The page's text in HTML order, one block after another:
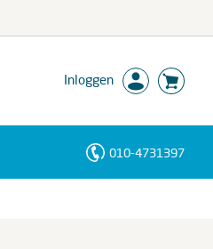
Inloggen
010-4731397